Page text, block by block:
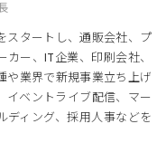
スタートし、通販会社、プ
ー、IT企業、印刷会社、
や業界で新規事業立ち上げ
イベントライブ配信、マー
ディング、採用人事などを